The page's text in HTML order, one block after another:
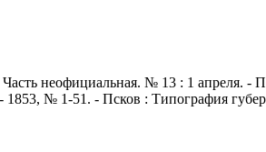
Часть неофициальная. № 13 : 1 апреля. -
1853, № 1-51. - Псков : Типография